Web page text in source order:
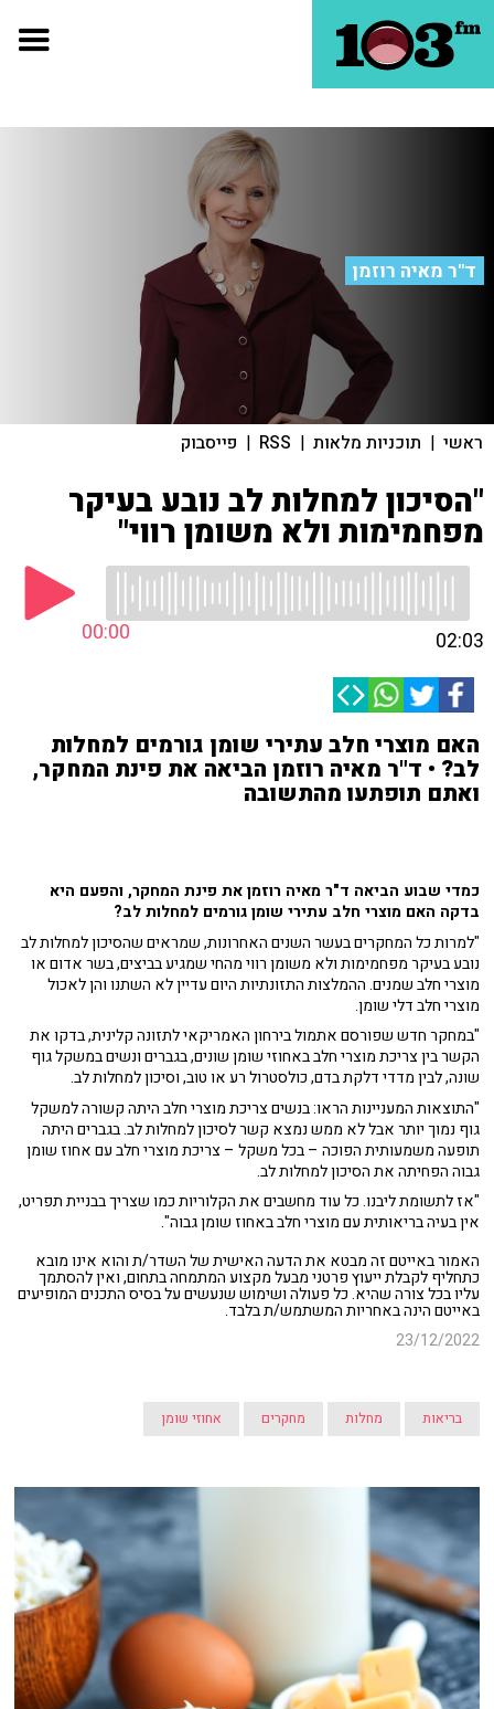
ד"ר מאיה רוזמן
ראשי | תוכניות מלאות |
RSS
| פייסבוק
"הסיכון למחלות לב נובע בעיקר
מפחמימות ולא משומן רווי"
00:00 02:03
האם מוצרי חלב עתירי שומן גורמים למחלות
לב? • ד"ר מאיה רוזמן הביאה את פינת המחקר,
ואתם תופתעו מהתשובה
כמדי שבוע הביאה ד"ר מאיה רוזמן את פינת המחקר, והפעם היא
בדקה האם מוצרי חלב עתירי שומן גורמים למחלות לב?
"למרות כל המחקרים בעשר השנים האחרונות, שמראים שהסיכון למחלות לב
נובע בעיקר מפחמימות ולא משומן רווי מהחי שמגיע בביצים, בשר אדום או
מוצרי חלב שמנים. ההמלצות התזונתיות היום עדיין לא השתנו והן לאכול
מוצרי חלב דלי שומן.
"במחקר חדש שפורסם אתמול בירחון האמריקאי לתזונה קלינית, בדקו את
הקשר בין צריכת מוצרי חלב באחוזי שומן שונים, בגברים ונשים במשקל גוף
שונה, לבין מדדי דלקת בדם, כולסטרול רע או טוב, וסיכון למחלות לב.
"התוצאות המעניינות הראו:בנשים צריכת מוצרי חלב היתה קשורה למשקל
גוף נמוך יותר אבל לא ממש נמצא קשר לסיכון למחלות לב. בגברים היתה
תופעה משמעותית הפוכה – בכל משקל – צריכת מוצרי חלב עם אחוז שומן
גבוה הפחיתה את הסיכון למחלות לב.
"אז לתשומת ליבנו. כל עוד מחשבים את הקלוריות כמו שצריך בבניית תפריט,
אין בעיה בריאותית עם מוצרי חלב באחוז שומן גבוה".
האמור באייטם זה מבטא את הדעה האישית של השדר/ת והוא אינו מובא
כתחליף לקבלת ייעוץ פרטני מבעל מקצוע המתמחה בתחום, ואין להסתמך
עליו בכל צורה שהיא. כל פעולה ושימוש שנעשים על בסיס התכנים המופיעים
באייטם הינה באחריות המשתמש/ת בלבד.
23/12/2022
בריאות מחלות מחקרים אחוזי שומן